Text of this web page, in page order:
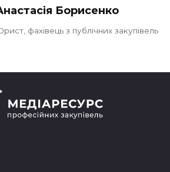
Борисенко
фахівець з публічних закупівель